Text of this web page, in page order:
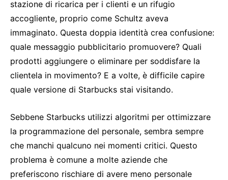
stazione di ricarica per i clienti e un rifugio
accogliente, proprio come Schultz aveva
immaginato. Questa doppia identità crea confusione:
quale messaggio pubblicitario promuovere? Quali
prodotti aggiungere o eliminare per soddisfare la
clientela in movimento? E a volte, è difficile capire
quale versione di Starbucks stai visitando.
Sebbene Starbucks utilizzi algoritmi per ottimizzare
la programmazione del personale, sembra sempre
che manchi qualcuno nei momenti critici. Questo
problema è comune a molte aziende che
preferiscono rischiare di avere meno personale